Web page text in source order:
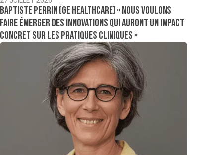
Baptiste Perrin (GE Healthcare) « Nous voulons
faire émerger des innovations qui auront un impact
concret sur les pratiques cliniques »